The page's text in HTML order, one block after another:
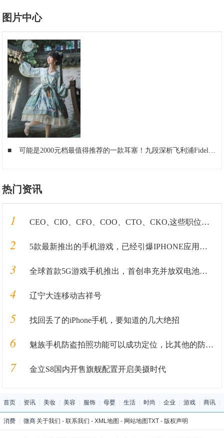
图片中心
■ 可能是2000元档最值得推荐的一款耳塞！九段深析飞利浦Fidelio S3!
热门资讯
1 CEO、CIO、CFO、COO、CTO、CKO,这些职位都是在做什么的？
2 5款最新推出的手机游戏，已经引爆IPHONE应用商店！
3 全球首款5G游戏手机推出，首创串充并放双电池系统，38分钟充满电
4 辽宁大连移动吉祥号
5 找回丢了的iPhone手机，要知道的几大绝招
6 魅族手机防盗拍照功能可以成功定位，比其他的防盗软件好用!
7 金立S8国内开售旗舰配置开启美摄时代
首页 资讯 美妆 美容 服饰 母婴 生活 时尚 企业 游戏 商讯
消费 微商 关于我们 - 联系我们 - XML地图 - 网站地图TXT- 版权声明